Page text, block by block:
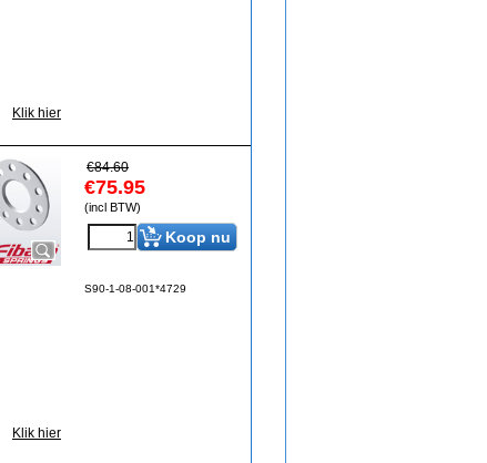
Klik hier
€84.60
€75.95
(incl BTW)
Koop nu
S90-1-08-001*4729
Klik hier